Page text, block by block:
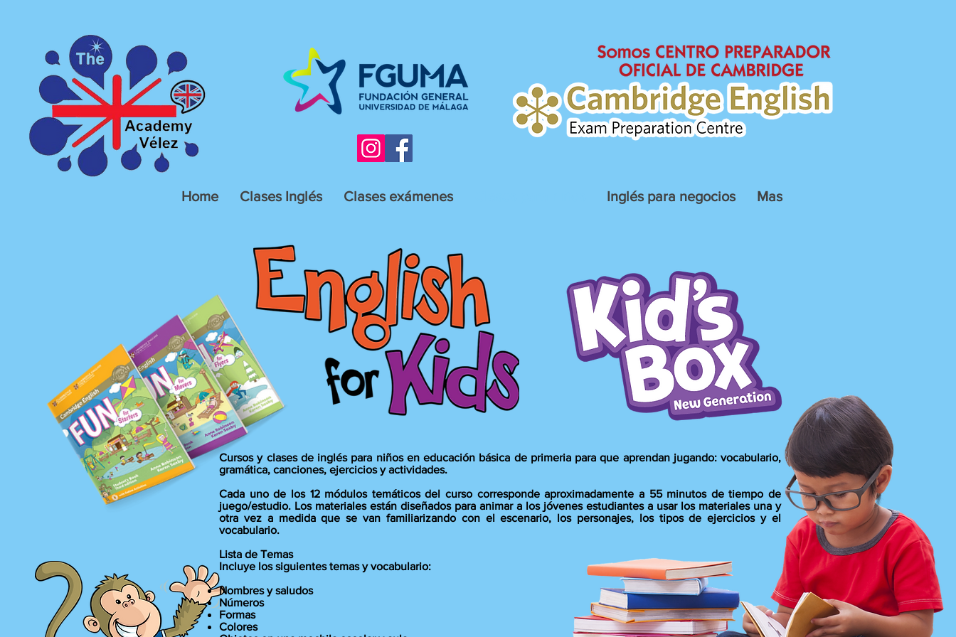
Home Clases Inglés Clases exámenes Inglés para negocios Mas
Cursos y clases de inglés para niños en educación básica de primeria para que aprendan jugando: vocabulario,
gramática, canciones, ejercicios y actividades.
Cada uno de los 12 módulos temáticos del curso corresponde aproximadamente a 55 minutos de tiempo de
juego/estudio. Los materiales están diseñados para animar a los jóvenes estudiantes a usar los materiales una y
otra vez a medida que se van familiarizando con el escenario, los personajes, los tipos de ejercicios y el
vocabulario.
Lista de Temas
Incluye los siguientes temas y vocabulario:
Nombres y saludos
Números
Formas
Colores